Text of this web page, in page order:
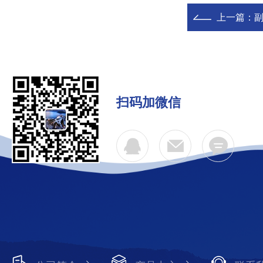
上一篇：
扫码加微信